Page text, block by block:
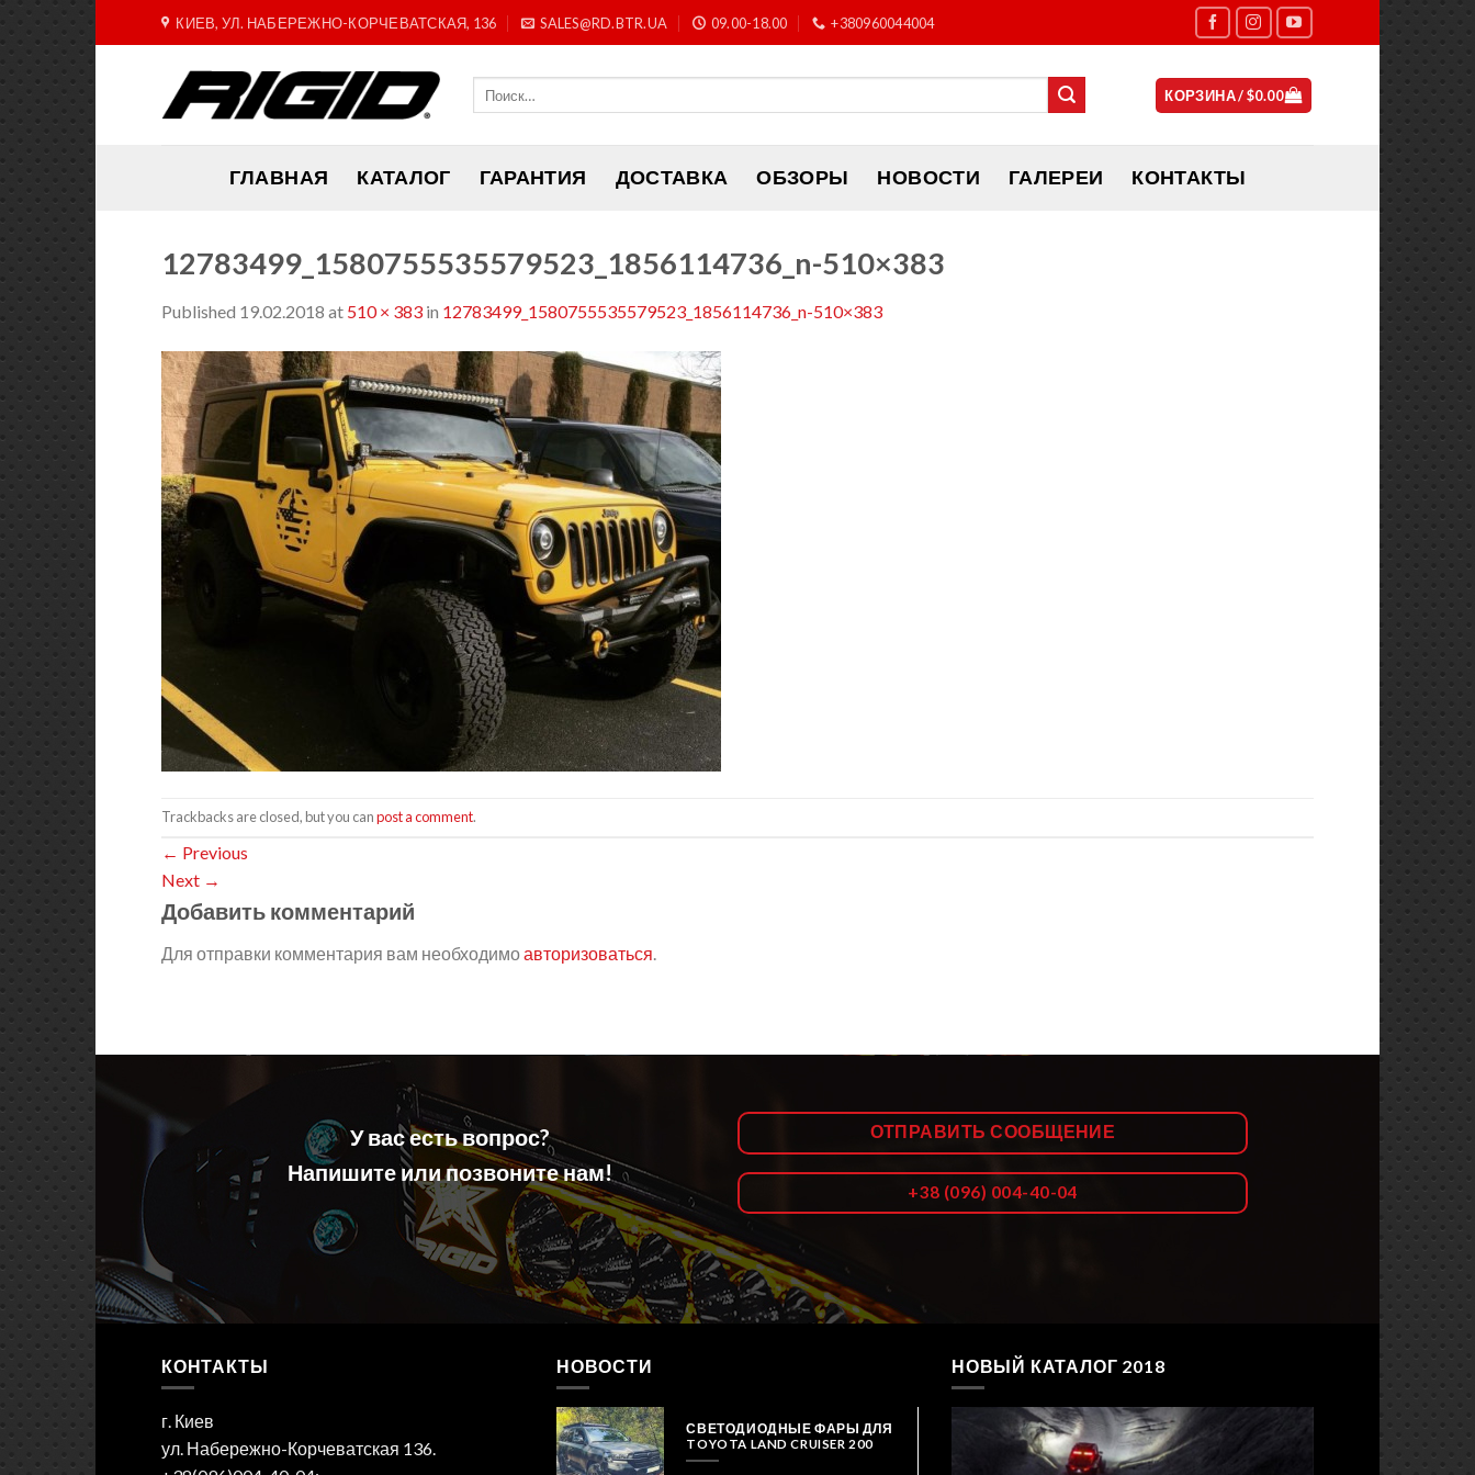
to
КИЕВ, УЛ. НАБЕРЕЖНО-КОРЧЕВАТСКАЯ, 136 SALES@RD.BTR.UA 09.00-18.00 +380960044004
КОРЗИНА /$0.00
ГЛАВНАЯ КАТАЛОГ ГАРАНТИЯ ДОСТАВКА ОБЗОРЫ НОВОСТИ ГАЛЕРЕИ КОНТАКТЫ
12783499_1580755535579523_1856114736_n-510×383
Published 19.02.2018 at 510 × 383 in 12783499_1580755535579523_1856114736_n-510×383
Trackbacks are closed, but you canpost a comment.
← Previous
Next →
Добавить комментарий
Для отправки комментария вам необходимоавторизоваться
У вас есть вопрос?
Напишите или позвоните нам!
ОТПРАВИТЬ СООБЩЕНИЕ
+38 (096) 004-40-04
КОНТАКТЫ
г. Киев
ул. Набережно-Корчеватская 136.
НОВОСТИ
СВЕТОДИОДНЫЕ ФАРЫ ДЛЯ
TOYOTA LAND CRUISER 200
НОВЫЙ КАТАЛОГ 2018